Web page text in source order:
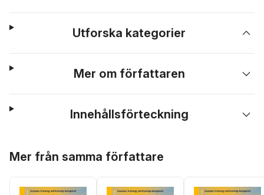
Utforska kategorier
Mer om författaren
Innehållsförteckning
Mer från samma författare